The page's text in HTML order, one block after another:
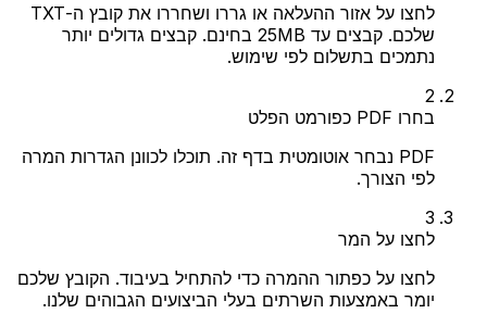
לחצו על אזור ההעלאה או גררו ושחררו את קובץ ה-TXT
שלכם. קבצים עד 25MB בחינם. קבצים גדולים יותר
נתמכים בתשלום לפי שימוש.
2
בחרו PDF כפורמט הפלט
PDF נבחר אוטומטית בדף זה. תוכלו לכוונן הגדרות המרה
לפי הצורך.
3
לחצו על המר
לחצו על כפתור ההמרה כדי להתחיל בעיבוד. הקובץ שלכם
יומר באמצעות השרתים בעלי הביצועים הגבוהים שלנו.